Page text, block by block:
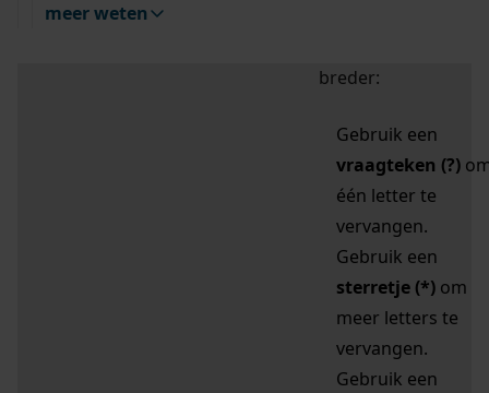
meer weten
breder:
Gebruik een
vraagteken (?)
één letter te
vervangen.
Gebruik een
sterretje (*) om
meer letters te
vervangen.
Gebruik een